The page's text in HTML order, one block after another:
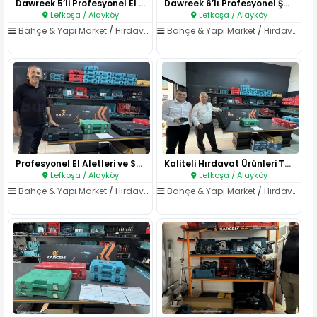
Dawreek 5’li Profesyonel El Al..
Lefkoşa / Alayköy
Bahçe & Yapı Market / Hırdavat & El Aletleri
Dawreek 6’lı Profesyonel Şarjl..
Lefkoşa / Alayköy
Bahçe & Yapı Market /Hırdavat & El Aletleri
Profesyonel El Aletleri ve Set..
Lefkoşa / Alayköy
Bahçe & Yapı Market / Hırdavat & El Aletleri
Kaliteli Hırdavat Ürünleri Tes..
Lefkoşa / Alayköy
Bahçe & Yapı Market /Hırdavat & El Aletleri